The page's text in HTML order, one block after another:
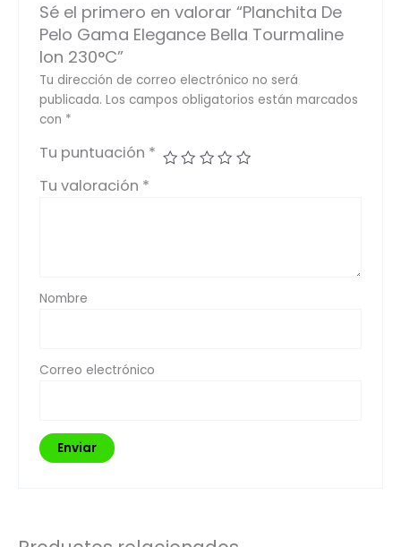
Sé el primero en valorar “Planchita De
Pelo Gama Elegance Bella Tourmaline
Ion 230°C”
Tu dirección de correo electrónico no será
publicada. Los campos obligatorios están marcados
con *
Tu puntuación *
Tu valoración *
Nombre
Correo electrónico